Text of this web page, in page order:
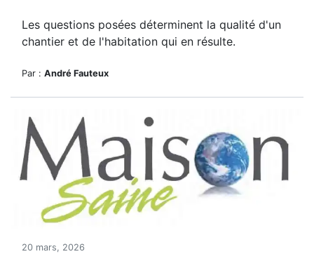
Les questions posées déterminent la qualité d'un
chantier et de l'habitation qui en résulte.
Par : André Fauteux
20 mars, 2026